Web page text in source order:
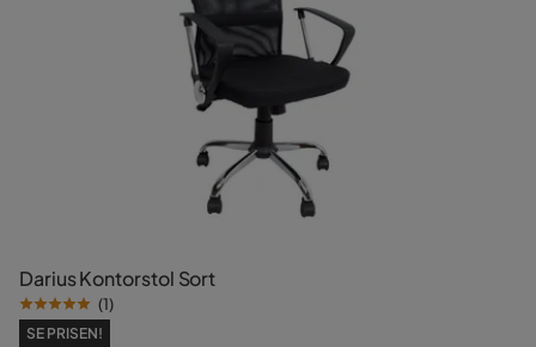
Darius Kontorstol Sort
(1)
SE PRISEN!